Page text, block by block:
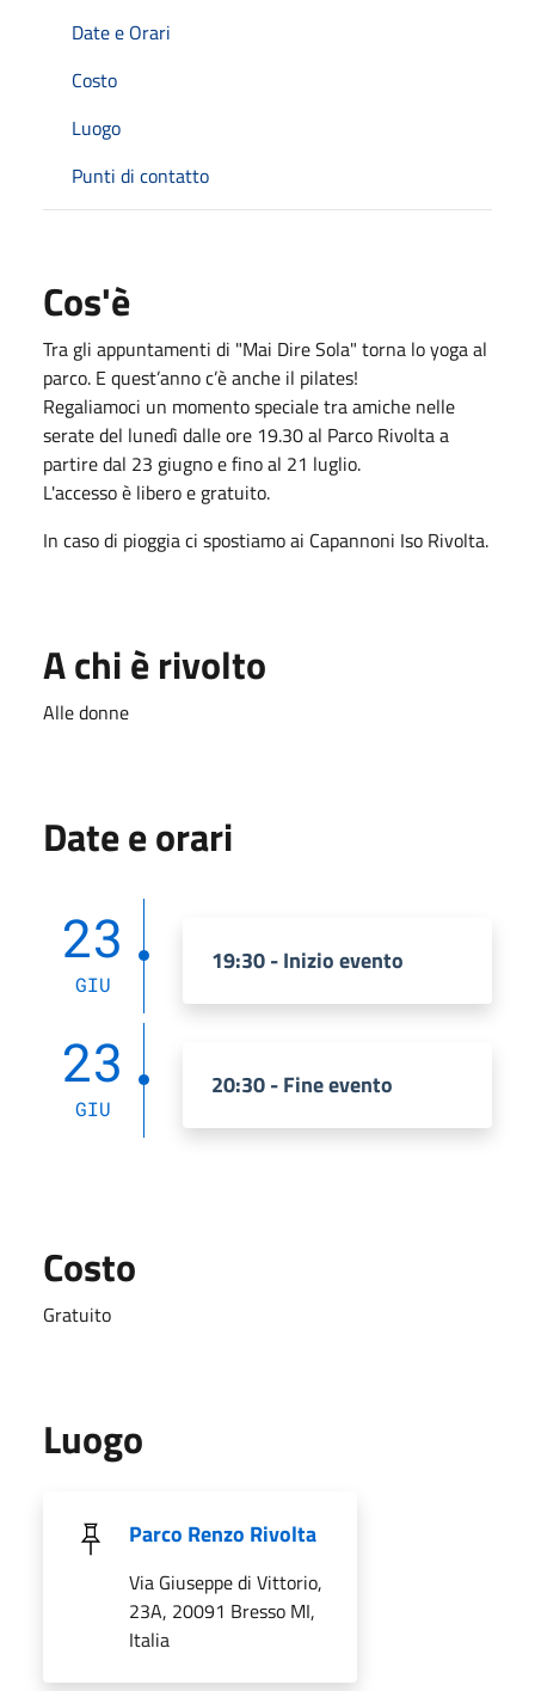
Date e Orari
Costo
Luogo
Punti di contatto
Cos'è
Tra gli appuntamenti di "Mai Dire Sola" torna lo yoga al
parco. E quest’anno c’è anche il pilates!
Regaliamoci un momento speciale tra amiche nelle
serate del lunedì dalle ore 19.30 al Parco Rivolta a
partire dal 23 giugno e fino al 21 luglio.
L'accesso è libero e gratuito.
In caso di pioggia ci spostiamo ai Capannoni Iso Rivolta.
A chi è rivolto
Alle donne
Date e orari
23
GIU
19:30 - Inizio evento
23
GIU
20:30 - Fine evento
Costo
Gratuito
Luogo
Parco Renzo Rivolta
Via Giuseppe di Vittorio,
23A, 20091 Bresso MI,
Italia